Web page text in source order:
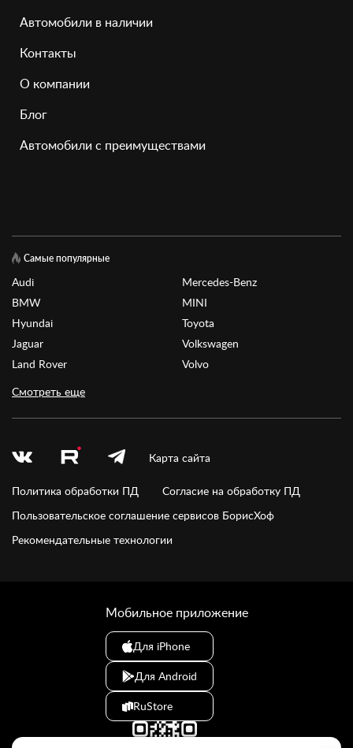
Автомобили в наличии
Контакты
О компании
Блог
Автомобили с преимуществами
Самые популярные
Audi
BMW
Hyundai
Jaguar
Land Rover
Mercedes-Benz
MINI
Toyota
Volkswagen
Volvo
Смотреть еще
Карта сайта
Политика обработки ПД
Согласие на обработку ПД
Пользовательское соглашение сервисов БорисХоф
Рекомендательные технологии
Мобильное приложение
Для iPhone
Для Android
RuStore